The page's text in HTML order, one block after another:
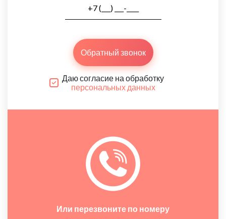
Обратный звонок
Даю согласие на обработку
персональных данных
Или перезвоните по номеру